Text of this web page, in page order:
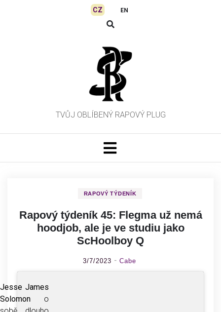
CZ EN
TVŮJ OBLÍBENÝ RAPOVÝ PLUG
RAPOVÝ TÝDENÍK
Rapový týdeník 45: Flegma už nemá
hoodjob, ale je ve studiu jako
ScHoolboy Q
3/7/2023 Cabe
Jesse James
Solomono